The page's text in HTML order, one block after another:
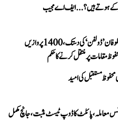
ہوتے ہیں؟...ایف اے مجیب
چین میں سمندری طوفان ’ڈولفن‘ کی دستک، 1400 پروازیں
مقامات پر منتقل کرنے کا حکم
محفوظ مستقبل کی امید
معاملہ، پائلٹ کا ڈوپ ٹیسٹ مثبت، جانچ مکمل